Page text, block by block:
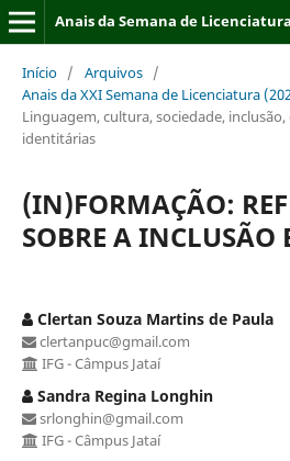
Anais da Semana de Licenciatura
Início / Arquivos /
Anais da XXI Semana de Licenciatura
Linguagem, cultura, sociedade,
identitárias
(IN)FORMAÇÃO:
SOBRE A INCLUSÃO
Clertan Souza Martins de Paula
clertanpuc@gmail.com
IFG - Câmpus Jataí
Sandra Regina Longhin
srlonghin@gmail.com
IFG - Câmpus Jataí